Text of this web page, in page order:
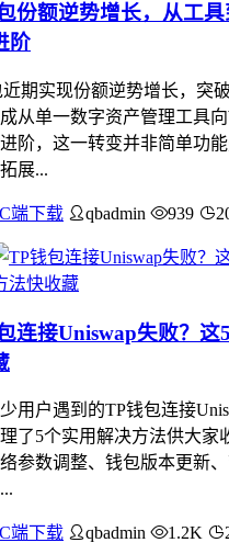
份额逆势增长，从工
阶
近期实现份额逆势增长，突
从单一数字资产管理工具向
阶，这一转变并非简单功
展...
端下载 qbadmin 939
连接Uniswap失败？这
用户遇到的TP钱包连接
了5个实用解决方法供大家
参数调整、钱包版本更新
端下载 qbadmin 1.2K